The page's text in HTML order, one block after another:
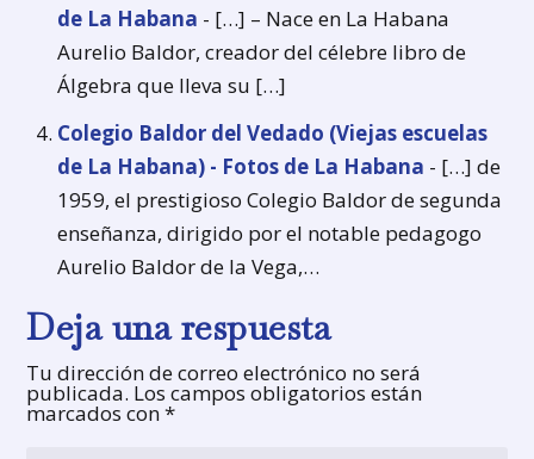
de La Habana - […] – Nace en La Habana
Aurelio Baldor, creador del célebre libro de
Álgebra que lleva su […]
Colegio Baldor del Vedado (Viejas escuelas
de La Habana) - Fotos de La Habana - […] de
1959, el prestigioso Colegio Baldor de segunda
enseñanza, dirigido por el notable pedagogo
Aurelio Baldor de la Vega,…
Deja una respuesta
Tu dirección de correo electrónico no será
publicada. Los campos obligatorios están
marcados con*